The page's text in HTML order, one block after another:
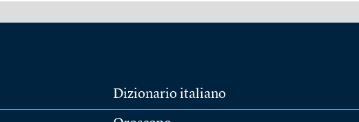
Dizionario italiano